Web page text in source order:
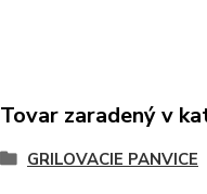
Tovar zaradený v
GRILOVACIE PANVICE